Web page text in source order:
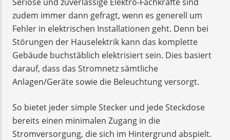
zudem immer dann gefragt, wenn es generell um
Fehler in elektrischen Installationen geht. Denn bei
Störungen der Hauselektrik kann das komplette
Gebäude buchstäblich elektrisiert sein. Dies basiert
darauf, dass das Stromnetz sämtliche
Anlagen/Geräte sowie die Beleuchtung versorgt.
So bietet jeder simple Stecker und jede Steckdose
bereits einen minimalen Zugang in die
Stromversorgung, die sich im Hintergrund abspielt.